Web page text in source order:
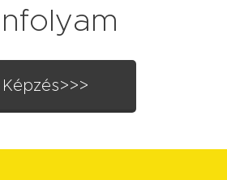
Képzés>>>